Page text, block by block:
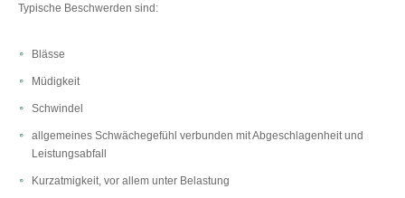
Typische Beschwerden sind:
Blässe
Müdigkeit
Schwindel
allgemeines Schwächegefühl verbunden mit Abgeschlagenheit und
Leistungsabfall
Kurzatmigkeit, vor allem unter Belastung